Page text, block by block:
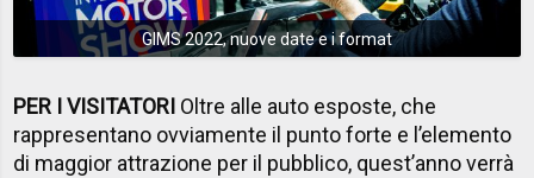
GIMS 2022, nuove date e i format
PER I VISITATORI Oltre alle auto esposte, che
rappresentano ovviamente il punto forte e l’elemento
di maggior attrazione per il pubblico, quest’anno verrà